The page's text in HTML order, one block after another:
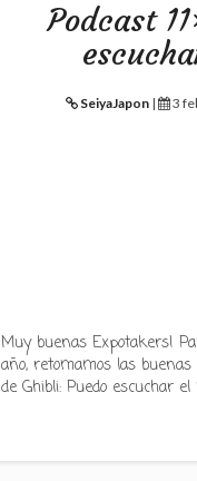
Podcast
SeiyaJapon| 3
Muy buenas Expotakers!
año, retomamos las
de Ghibli: Puedo escuchar